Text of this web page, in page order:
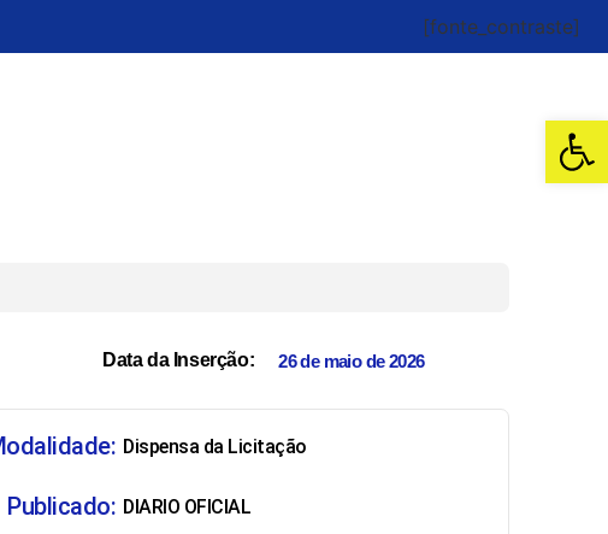
[fonte_contraste]
Data da Inserção: 26 de maio de 2026
Dispensa da Licitação
Publicado: DIARIO OFICIAL
Abrir